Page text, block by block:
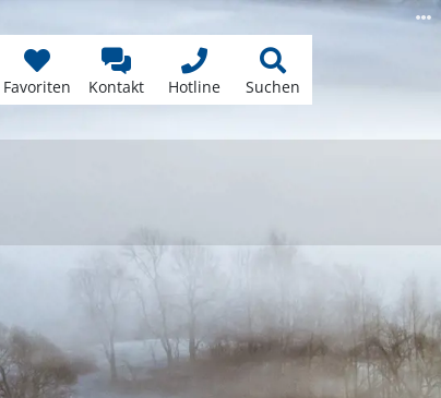
Favoriten Kontakt Hotline Suchen